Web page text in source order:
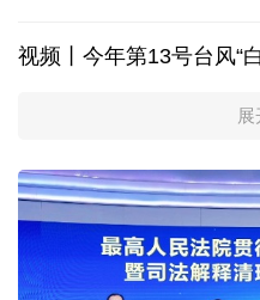
视频丨今年第13号台风“
柔性制造，高效匹配差异
高温下用电负荷创新高
活力中国调研行丨弯道
展